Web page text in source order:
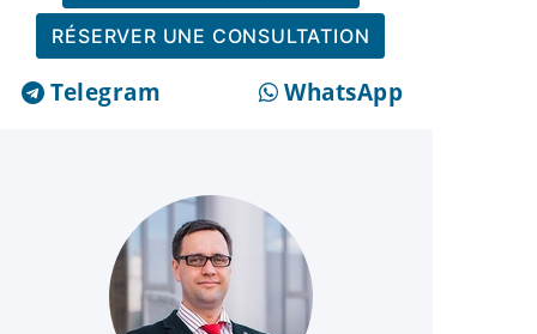
RÉSERVER UNE CONSULTATION
Telegram WhatsApp